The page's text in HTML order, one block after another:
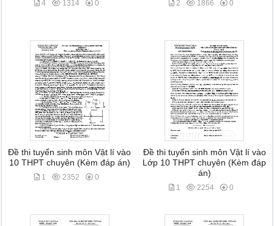
4 1314 0 2 1866 0
Đề thi tuyển sinh môn Vật lí vào
10 THPT chuyên (Kèm đáp án)
1 2352 0
Đề thi tuyển sinh môn Vật lí vào
Lớp 10 THPT chuyên (Kèm đáp
án)
1 2254 0